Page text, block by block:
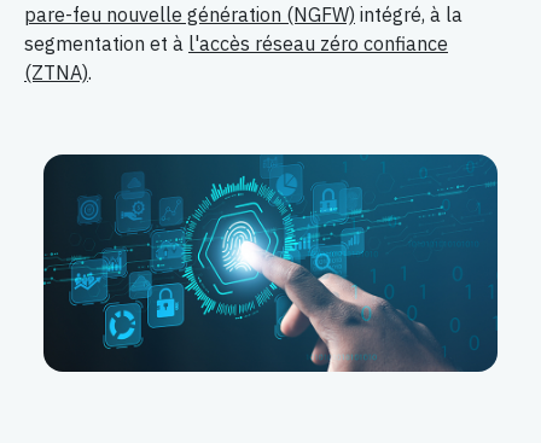
pare-feu nouvelle génération (NGFW) intégré, à la
segmentation et à l'accès réseau zéro confiance
(ZTNA).